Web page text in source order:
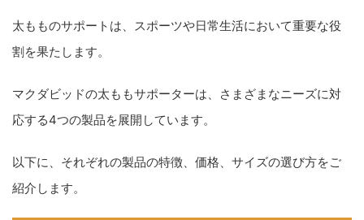
太もものサポートは、スポーツや日常生活において重要な役
割を果たします。
マクダビッドの太ももサポーターは、さまざまなニーズに対
応する4つの製品を展開しています。
以下に、それぞれの製品の特徴、価格、サイズの選び方をご
紹介します。